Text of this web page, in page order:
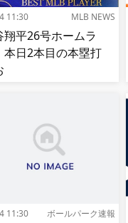
11:30 MLB NEWS
翔平26号ホームラ
本日2本目の本塁打
11:30 ボールパーク速報